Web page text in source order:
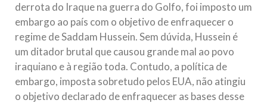
derrota do Iraque na guerra do Golfo, foi imposto um
embargo ao país com o objetivo de enfraquecer o
regime de Saddam Hussein. Sem dúvida, Hussein é
um ditador brutal que causou grande mal ao povo
iraquiano e à região toda. Contudo, a política de
embargo, imposta sobretudo pelos EUA, não atingiu
o objetivo declarado de enfraquecer as bases desse